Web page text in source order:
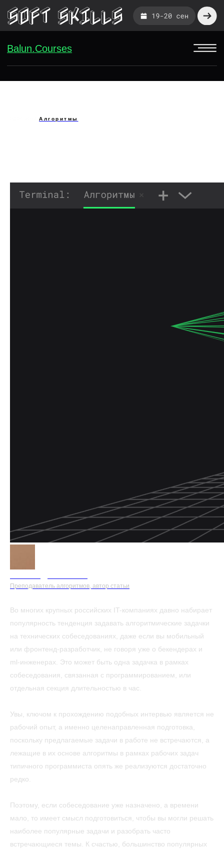
Balun.Courses
Алгоритмы
Во многих крупных российских IT-компаниях давно набирает
популярность тенденция задавать алгоритмические задачки
на технических собеседованиях, даже если вы мобильный
или фронтенд-разработчик, не говоря уже о бекендерах и
ml-инженерах. Это может быть одна задачка в рамках
собеседования, связанная с программированием, или
отдельная секция длительностью в час.
Увы, ключом к прохождению подобных интервью является не
рабочий опыт, а именно целенаправленная подготовка,
поскольку предлагаемые задачи в работе не встречаются, а
лежащие в их основе алгоритмы в рамках рабочих задач
типичного программиста опять же реализуются достаточно
редко.
Поэтому, если собеседование уже назначено, а времени
мало, то имеет смысл подготовиться, чтобы вы могли решать
наиболее популярные задачи и разобрать часто
встречающиеся темы. К счастью, большинство популярных